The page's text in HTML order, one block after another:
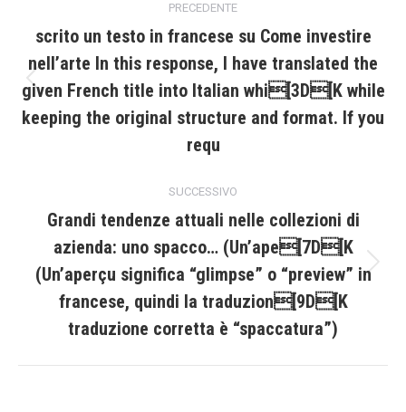
tra
post
PRECEDENTE
Post
precedente:
scrito un testo in francese su Come investire
nell’arte In this response, I have translated the
given French title into Italian whi[3D[K while
keeping the original structure and format. If you
requ
SUCCESSIVO
Prossimo
post:
Grandi tendenze attuali nelle collezioni di
azienda: uno spacco… (Un’ape[7D[K
(Un’aperçu significa “glimpse” o “preview” in
francese, quindi la traduzion[9D[K
traduzione corretta è “spaccatura”)